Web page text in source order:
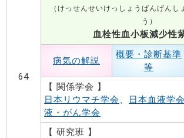
64
（けっせんせいけっしょうばんげんし
う）
血栓性血小板減少性
病気の解説
概要・診断基準
等
【 関係学会 】
日本リウマチ学会 、 日本血液学会
液・がん学会
【 研究班 】